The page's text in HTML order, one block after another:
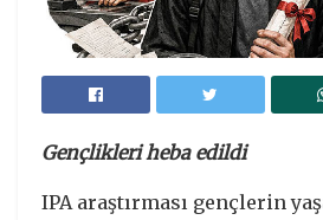
Gençlikleri heba edildi
IPA araştırması gençlerin